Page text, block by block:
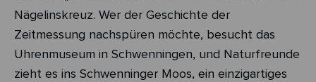
Nägelinskreuz. Wer der Geschichte der
Zeitmessung nachspüren möchte, besucht das
Uhrenmuseum in Schwenningen, und Naturfreunde
zieht es ins Schwenninger Moos, ein einzigartiges